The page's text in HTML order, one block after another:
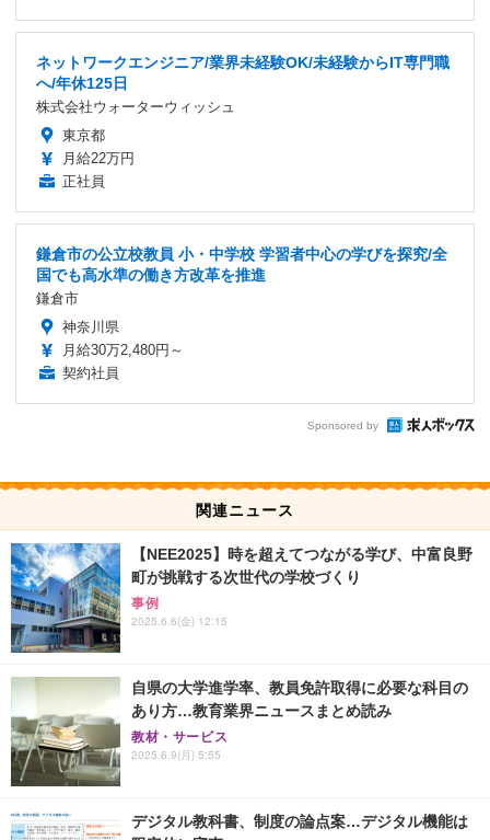
ネットワークエンジニア/業界未経験OK/未経験からIT専門職
へ/年休125日
株式会社ウォーターウィッシュ
東京都
月給22万円
正社員
鎌倉市の公立校教員 小・中学校 学習者中心の学びを探究/全
国でも高水準の働き方改革を推進
鎌倉市
神奈川県
月給30万2,480円～
契約社員
Sponsored by
関連ニュース
【NEE2025】時を超えてつながる学び、中富良野
町が挑戦する次世代の学校づくり
事例
2025.6.6(金) 12:15
自県の大学進学率、教員免許取得に必要な科目の
あり方…教育業界ニュースまとめ読み
教材・サービス
2025.6.9(月) 5:55
デジタル教科書、制度の論点案…デジタル機能は